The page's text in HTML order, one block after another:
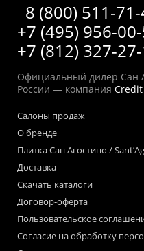
8 (800) 511-
+7 (495) 956-
+7 (812) 327-
Официальный дилер Сан
России — компания
Салоны продаж
О бренде
Плитка Сан Агостино /
Доставка
Скачать каталоги
Договор-оферта
Пользовательское
Согласие на обработку